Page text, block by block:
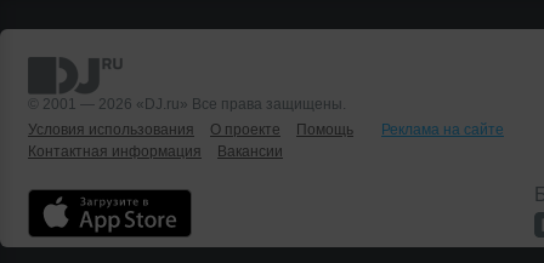
© 2001 — 2026 «DJ.ru» Все права защищены.
Условия использования
О проекте Помощь
Реклама на сайте
Контактная информация
Вакансии